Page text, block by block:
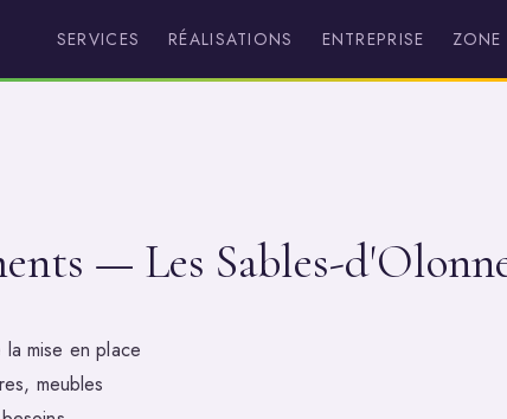
SERVICES RÉALISATIONS ENTREPRISE ZONE
— Les Sables-
mise en place
meubles